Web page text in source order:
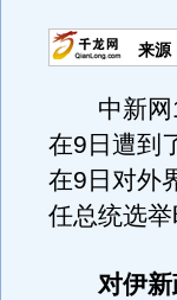
来源
中新网1
在9日遭到
在9日对外
任总统选举
对伊